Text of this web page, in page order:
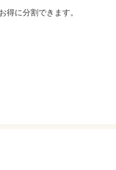
得に分割できます。